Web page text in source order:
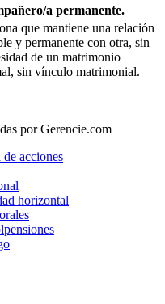
a permanente.
que mantiene una relación
y permanente con otra, sin
de un matrimonio
sin vínculo matrimonial.
por Gerencie.com
acciones
horizontal